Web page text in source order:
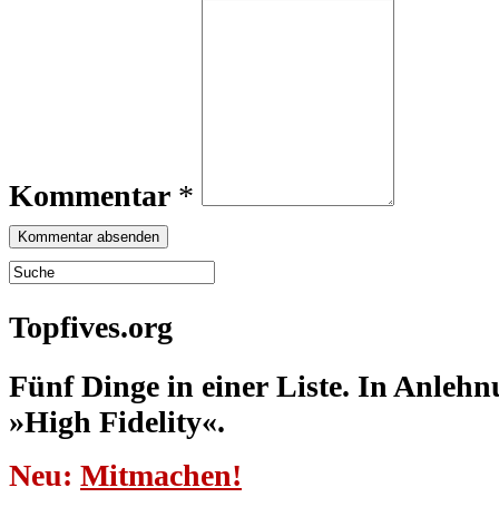
Kommentar *
Topfives.org
Fünf Dinge in einer Liste. In
»High Fidelity«.
Neu: Mitmachen!